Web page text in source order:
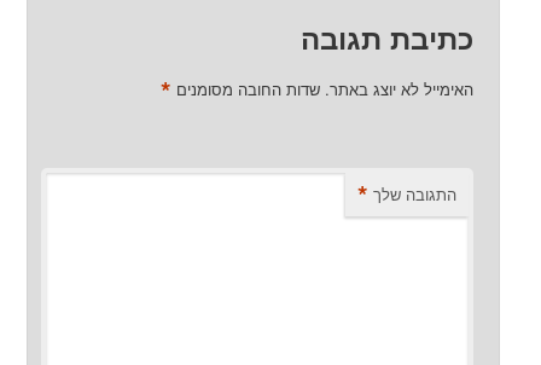
כתיבת תגובה
האימייל לא יוצג באתר. שדות החובה מסומנים *
התגובה שלך *